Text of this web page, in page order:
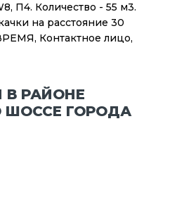
П4. Количество - 55 м3.
на расстояние 30
Контактное лицо,
РАЙОНЕ
ШОССЕ ГОРОДА